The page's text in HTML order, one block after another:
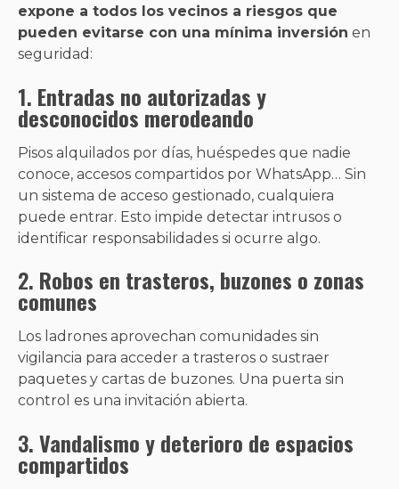
expone a todos los vecinos a riesgos que
pueden evitarse con una mínima inversión en
seguridad:
1. Entradas no autorizadas y
desconocidos merodeando
Pisos alquilados por días, huéspedes que nadie
conoce, accesos compartidos por WhatsApp… Sin
un sistema de acceso gestionado, cualquiera
puede entrar. Esto impide detectar intrusos o
identificar responsabilidades si ocurre algo.
2. Robos en trasteros, buzones o zonas
comunes
Los ladrones aprovechan comunidades sin
vigilancia para acceder a trasteros o sustraer
paquetes y cartas de buzones. Una puerta sin
control es una invitación abierta.
3.Vandalismo y deterioro de espacios
compartidos